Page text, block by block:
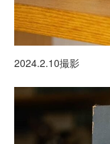
2024.2.10撮影